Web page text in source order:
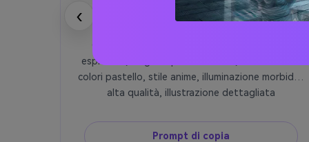
‹ Ragazza Anime
espressivi, lunghi capelli scorrevoli, tavolozza di
colori pastello, stile anime, illuminazione morbida,
alta qualità, illustrazione dettagliata
Prompt di copia